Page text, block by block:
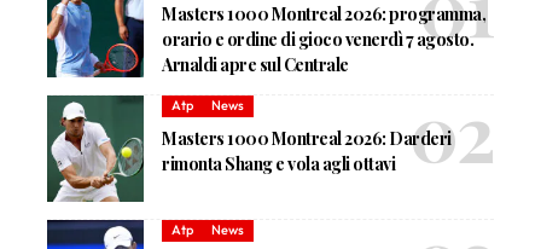
Masters 1000 Montreal 2026: programma,
orario e ordine di gioco venerdì 7 agosto.
Arnaldi apre sul Centrale
Atp News
Masters 1000 Montreal 2026: Darderi
rimonta Shang e vola agli ottavi
Atp News